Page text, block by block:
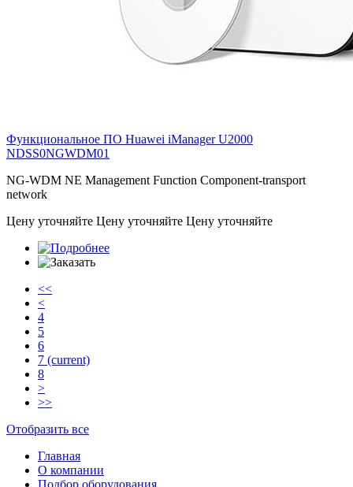
Функциональное ПО Huawei iManager U2000
NDSS0NGWDM01
NG-WDM NE Management Function Component-transport
network
Цену уточняйте Цену уточняйте Цену уточняйте
<<
<
4
5
6
7 (current)
8
>
>>
Отобразить все
Главная
О компании
Подбор оборудования